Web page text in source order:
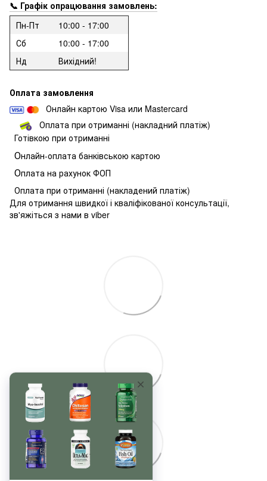
📞 Графік опрацювання замовлень:
Пн-Пт
10:00 - 17:00
Сб
10:00 - 17:00
Нд
Вихідний!
Оплата замовлення
Онлайн картою Visa или Mastercard
Оплата при отриманні (накладний платіж)
Готівкою при отриманні
Онлайн-оплата банківською картою
Оплата на рахунок ФОП
Оплата при отриманні (накладений платіж)
Для отримання швидкої і кваліфікованої консультації,
зв'яжіться з нами в viber